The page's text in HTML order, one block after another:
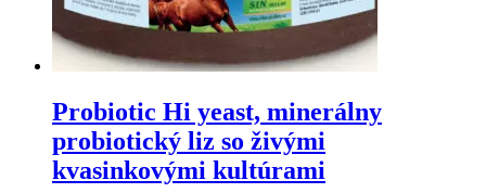
Probiotic Hi yeast, minerálny
probiotický liz so živými
kvasinkovými kultúrami